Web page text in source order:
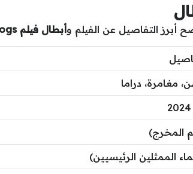
أبرز التفاصيل عن الفيلم وأبطال فيلم 7Dogs
مغامرة، دراما
المخرج)
الممثلين الرئيسيين)